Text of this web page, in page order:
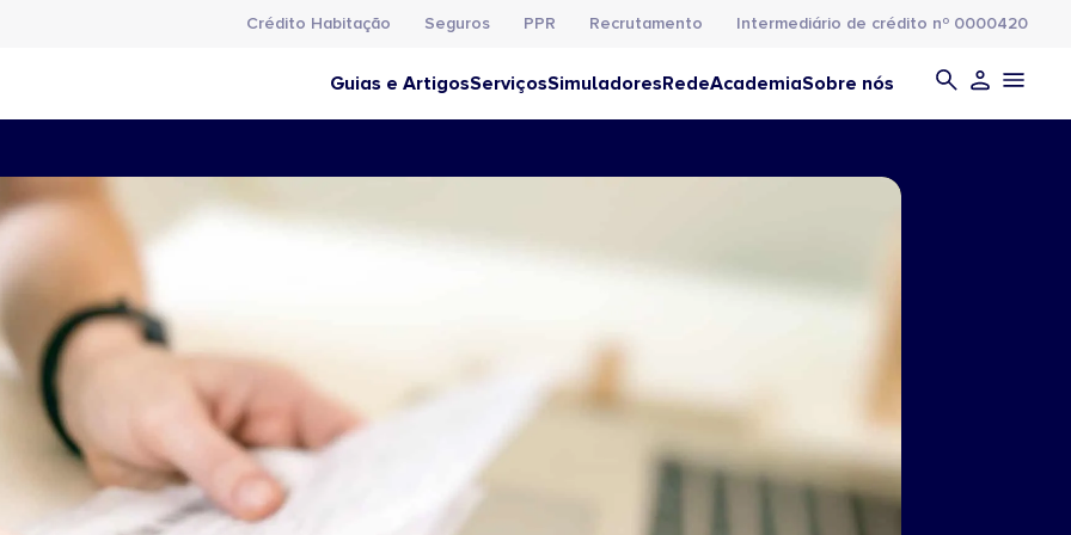
Crédito Habitação Seguros PPR Recrutamento Intermediário de crédito nº 0000420
Guias e ArtigosServiçosSimuladoresRedeAcademiaSobre nós